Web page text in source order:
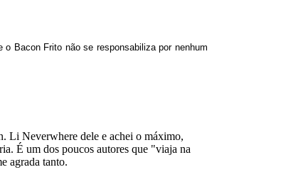
Bacon Frito não se responsabiliza por nenhum